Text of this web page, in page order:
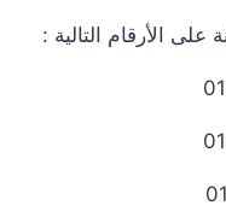
الأرقام التالية :